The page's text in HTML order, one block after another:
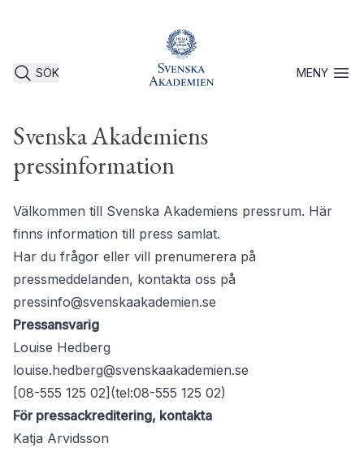
SÖK MENYÖppna
Svenska Akademiens
pressinformation
Välkommen till Svenska Akademiens pressrum. Här
finns information till press samlat.
Har du frågor eller vill prenumerera på
pressmeddelanden, kontakta oss på
pressinfo@svenskaakademien.se
Pressansvarig
Louise Hedberg
louise.hedberg@svenskaakademien.se
[08-555 125 02](tel:08-555 125 02)
För pressackreditering, kontakta
Katja Arvidsson